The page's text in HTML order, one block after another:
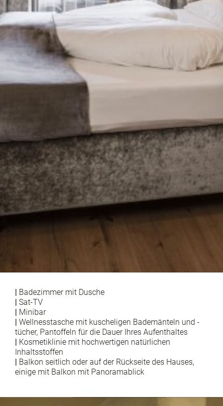
| Badezimmer mit Dusche
| Sat-TV
| Minibar
| Wellnesstasche mit kuscheligen Bademänteln und -
tücher, Pantoffeln für die Dauer Ihres Aufenthaltes
| Kosmetiklinie mit hochwertigen natürlichen
Inhaltsstoffen
| Balkon seitlich oder auf der Rückseite des Hauses,
einige mit Balkon mit Panoramablick